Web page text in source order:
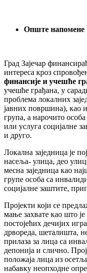
Опште напомене
Град Зајечар
интереса кроз
финансије и учешће
учешће грађана, у
проблема локалних
јавних површина), као
група, а нарочито
или услуга социјалне
и друго.
Локална заједница је
насеља- улица, део
месна заједница као
групе особа са
социјалне заштите,
Пројекти који се
мање захвате као што
постојећих дечијих
дрвореда, шеталишта,
прилаза за лица са
депонија и слично.
положаја лица из
набавку неопходне